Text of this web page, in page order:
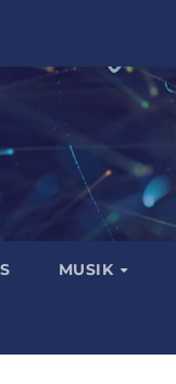
MUSIK